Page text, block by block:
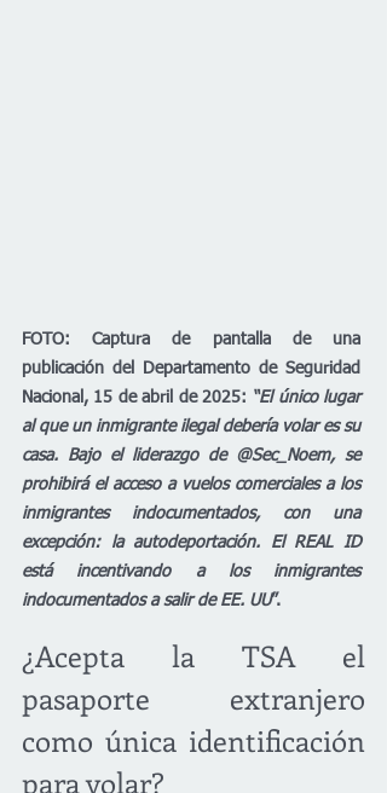
FOTO: Captura de pantalla de una
publicación del Departamento de Seguridad
Nacional, 15 de abril de 2025: “El único lugar
al que un inmigrante ilegal debería volar es su
casa. Bajo el liderazgo de @Sec_Noem, se
prohibirá el acceso a vuelos comerciales a los
inmigrantes indocumentados, con una
excepción: la autodeportación. El REAL ID
está incentivando a los inmigrantes
indocumentados a salir de EE. UU”.
¿Acepta la TSA el
pasaporte extranjero
como única identificación
para volar?